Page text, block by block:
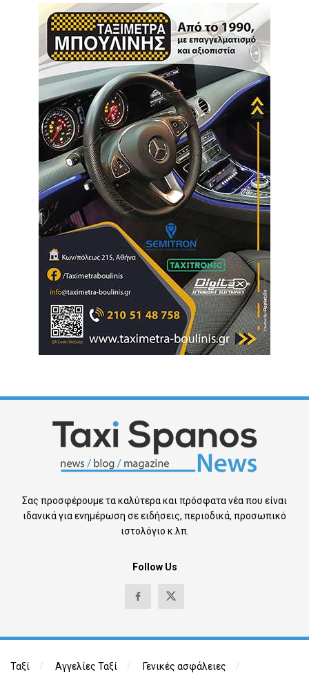
Σας προσφέρουμε τα καλύτερα και πρόσφατα νέα που είναι
ιδανικά για ενημέρωση σε ειδήσεις, περιοδικά, προσωπικό
ιστολόγιο κ.λπ.
Follow Us
Ταξί Αγγελίες Ταξί Γενικές ασφάλειες